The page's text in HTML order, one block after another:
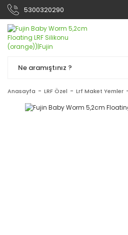
5300320290
Anasayfa LRF Özel Lrf Maket Yemler